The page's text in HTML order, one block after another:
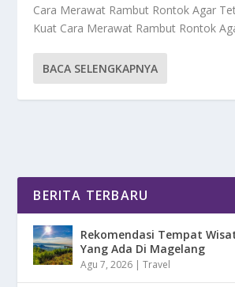
Cara Merawat Rambut Rontok Agar
Kuat Cara Merawat Rambut Rontok
BACA SELENGKAPNYA
BERITA TERBARU
Rekomendasi Tempat
Yang Ada Di Magelang
Agu 7, 2026 |Travel